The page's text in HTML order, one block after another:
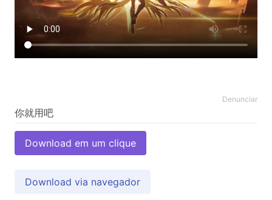
Denunciar
Download em um clique
Download via navegador